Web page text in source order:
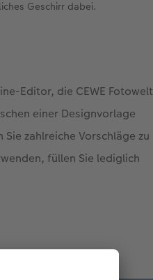
Geschirr dabei.
Editor, die CEWE Fotowelt
einer Designvorlage
zahlreiche Vorschläge zu
füllen Sie lediglich